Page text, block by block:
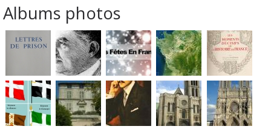
Albums photos